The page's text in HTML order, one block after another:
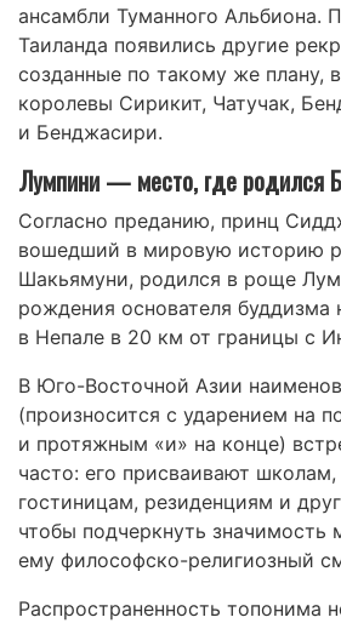
ансамбли Туманного Альбиона.
Таиланда появились другие
созданные по такому же плану,
королевы Сирикит, Чатучак,
и Бенджасири.
Лумпини — место, где родился
Согласно преданию, принц
вошедший в мировую историю
Шакьямуни, родился в роще
рождения основателя буддизма
в Непале в 20 км от границы с
В Юго-Восточной Азии
(произносится с ударением на
и протяжным «и» на конце)
часто: его присваивают школам,
гостиницам, резиденциям и
чтобы подчеркнуть значимость
ему философско-религиозный
Распространенность топонима